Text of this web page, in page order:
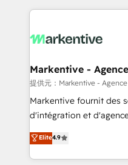
ード受賞・HUGリーダ
HubSpot大百科 出版 CRM・AI活用に関するご相談、現
せください。
services, smart agents,
results, fast. ⚙️CRM & RevOps: Align all Hubs to your
🎯Demand Gen & ABM:
ABM, AEO, SEO, & paid media.
Build high-performing
& conversion strategy
AI, & maximize AEO with
Integrations: Extend
Markentive -
提供元：Markentive -
Markentive fournit des
d'intégration et
North America. Avec
marketing automation,
webdesign. Markentive is both a consulting firm, a
Elite4.9